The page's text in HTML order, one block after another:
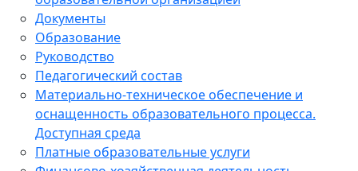
Документы
Образование
Руководство
Педагогический состав
Материально-техническое обеспечение и
оснащенность образовательного процесса.
Доступная среда
Платные образовательные услуги